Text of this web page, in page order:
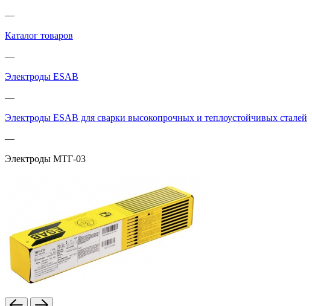
—
Каталог товаров
—
Электроды ESAB
—
Электроды ESAB для сварки высокопрочных и теплоустойчивых сталей
—
Электроды МТГ-03